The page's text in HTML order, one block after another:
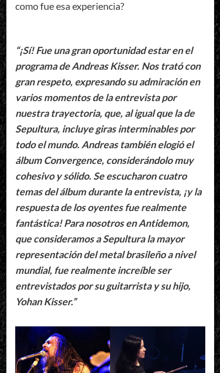
como fue esa experiencia?
“¡Sí! Fue una gran oportunidad estar en el
programa de Andreas Kisser. Nos trató con
gran respeto, expresando su admiración en
varios momentos de la entrevista por
nuestra trayectoria, que, al igual que la de
Sepultura, incluye giras interminables por
todo el mundo. Andreas también elogió el
álbum Convergence, considerándolo muy
cohesivo y sólido. Se escucharon cuatro
temas del álbum durante la entrevista, ¡y la
respuesta de los oyentes fue realmente
fantástica! Para nosotros en Antidemon,
que consideramos a Sepultura la mayor
representación del metal brasileño a nivel
mundial, fue realmente increíble ser
entrevistados por su guitarrista y su hijo,
Yohan Kisser.”